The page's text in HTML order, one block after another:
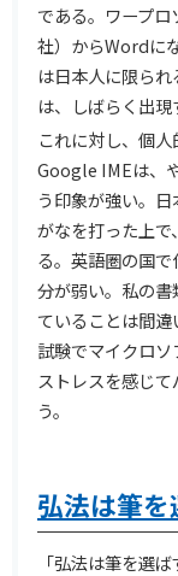
である。ワープ
社）からWordに
は日本人に限ら
は、しばらく出現
これに対し、個
Google IMEは、
う印象が強い。
がなを打った上
る。英語圏の国
分が弱い。私の
ていることは間
試験でマイクロ
ストレスを感じ
う。
弘法は筆を
「弘法は筆を選